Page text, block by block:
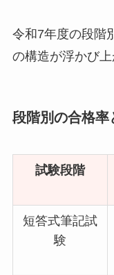
令和7年度の段階
の構造が浮かび上
段階別の合格率
試験段階
短答式筆記試
験